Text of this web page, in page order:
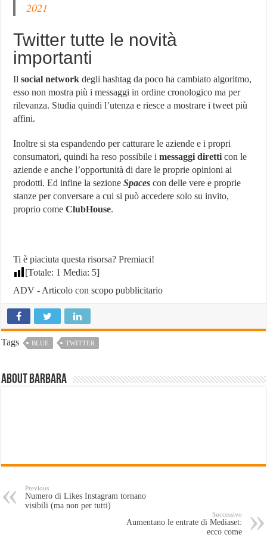
2021
Twitter tutte le novità
importanti
Ilsocial network degli hashtag da poco ha cambiato algoritmo,
esso non mostra più i messaggi in ordine cronologico ma per
rilevanza. Studia quindi l’utenza e riesce a mostrare i tweet più
affini.
Inoltre si sta espandendo per catturare le aziende e i propri
consumatori, quindi ha reso possibile imessaggi diretti con le
aziende e anche l’opportunità di dare le proprie opinioni ai
prodotti. Ed infine la sezioneSpaces con delle vere e proprie
stanze per conversare a cui si può accedere solo su invito,
proprio comeClubHouse.
Ti è piaciuta questa risorsa? Premiaci!
[Totale: 1 Media: 5]
ADV - Articolo con scopo pubblicitario
Tags BLUE TWITTER
About Barbara
Previous
Numero di Likes Instagram tornano
visibili (ma non per tutti)
Successivo
Aumentano le entrate di Mediaset:
ecco come